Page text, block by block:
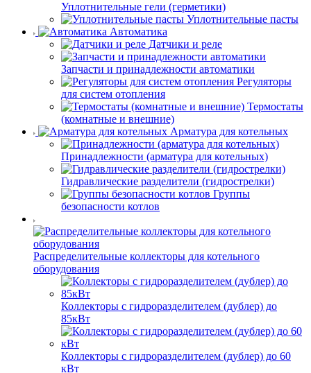
Уплотнительные гели (герметики)
Уплотнительные пасты
Автоматика
Датчики и реле
Запчасти и принадлежности автоматики
Регуляторы
для систем отопления
Термостаты
(комнатные и внешние)
Арматура для котельных
Принадлежности (арматура для котельных)
Гидравлические разделители (гидрострелки)
Группы
безопасности котлов
Распределительные коллекторы для котельного
оборудования
Коллекторы с гидроразделителем (дублер) до
85кВт
Коллекторы с гидроразделителем (дублер) до 60
кВт